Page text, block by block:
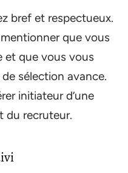
bref et respectueux.
que vous
et que vous vous
sélection avance.
initiateur d’une
du recruteur.